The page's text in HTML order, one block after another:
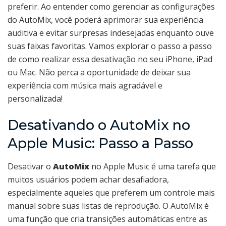
preferir. Ao entender como gerenciar as configurações
do AutoMix, você poderá aprimorar sua experiência
auditiva e evitar surpresas indesejadas enquanto ouve
suas faixas favoritas. Vamos explorar o passo a passo
de como realizar essa desativação no seu iPhone, iPad
ou Mac. Não perca a oportunidade de deixar sua
experiência com música mais agradável e
personalizada!
Desativando o AutoMix no
Apple Music: Passo a Passo
Desativar o AutoMix no Apple Music é uma tarefa que
muitos usuários podem achar desafiadora,
especialmente aqueles que preferem um controle mais
manual sobre suas listas de reprodução. O AutoMix é
uma função que cria transições automáticas entre as